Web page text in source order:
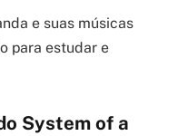
e suas músicas
para estudar e
System of a